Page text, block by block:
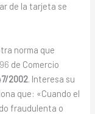
de la tarjeta se
norma que
de Comercio
2002 . Interesa su
que: «Cuando el
fraudulenta o